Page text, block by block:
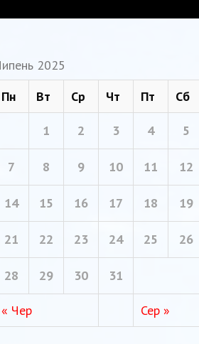
2025
Пн
Вт Ср Чт Пт Сб
« Чер Сер »
1 2 3 4 5
7 8 9 10 11 12
14 15 16 17 18 19
21 22 23 24 25 26
28 29 30 31